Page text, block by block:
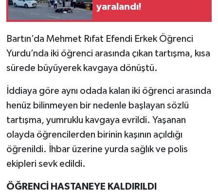
yaralandı!
Bartın’da Mehmet Rıfat Efendi Erkek Öğrenci
Yurdu’nda iki öğrenci arasında çıkan tartışma, kısa
sürede büyüyerek kavgaya dönüştü.
İddiaya göre aynı odada kalan iki öğrenci arasında
henüz bilinmeyen bir nedenle başlayan sözlü
tartışma, yumruklu kavgaya evrildi. Yaşanan
olayda öğrencilerden birinin kaşının açıldığı
öğrenildi. İhbar üzerine yurda sağlık ve polis
ekipleri sevk edildi.
ÖĞRENCİ HASTANEYE KALDIRILDI